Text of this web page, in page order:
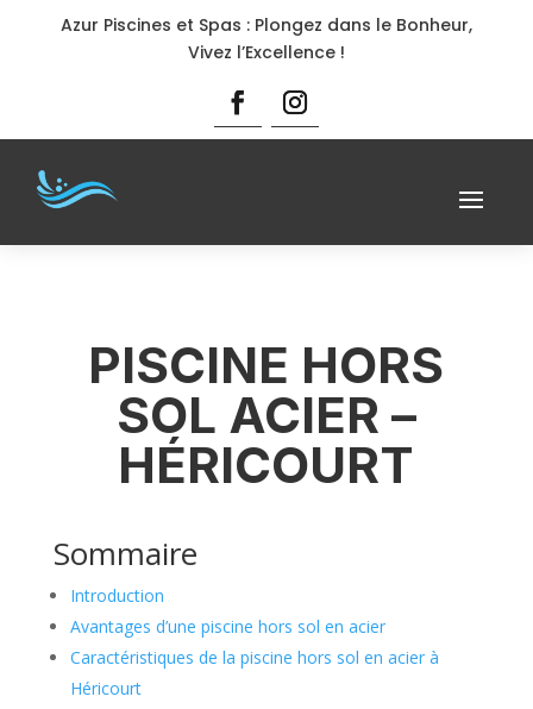
Azur Piscines et Spas : Plongez dans le Bonheur,
Vivez l’Excellence !
PISCINE HORS
SOL ACIER –
HÉRICOURT
Sommaire
Introduction
Avantages d’une piscine hors sol en acier
Caractéristiques de la piscine hors sol en acier à
Héricourt